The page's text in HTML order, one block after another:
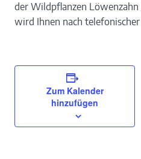
der Wildpflanzen
wird Ihnen nach
Zum Kalender
hinzufügen